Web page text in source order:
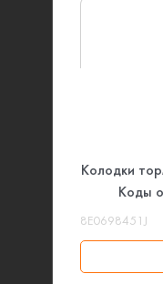
Колодки
Коды
8E0698451J